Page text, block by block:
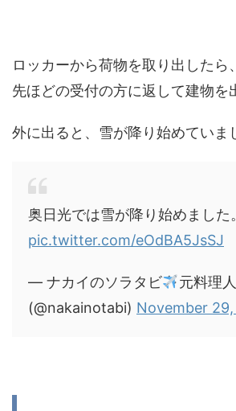
ロッカーから荷物を取り出したら
先ほどの受付の方に返して建物を
外に出ると、雪が降り始めていま
奥日光では雪が降り始めました。
pic.twitter.com/eOdBA5JsSJ
— ナカイのソラタビ
元料理人
(@nakainotabi) November 29,